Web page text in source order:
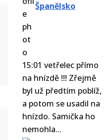
Španělsko
15:01 vetřelec přímo
na hnízdě !!! Zřejmě
byl už předtím poblíž,
a potom se usadil na
hnízdo. Samička ho
nemohla...